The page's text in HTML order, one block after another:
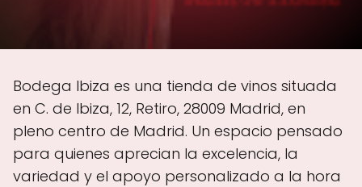
Bodega Ibiza es una tienda de vinos situada
en C. de Ibiza, 12, Retiro, 28009 Madrid, en
pleno centro de Madrid. Un espacio pensado
para quienes aprecian la excelencia, la
variedad y el apoyo personalizado a la hora